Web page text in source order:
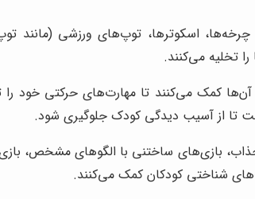
اسکوترها، توپ‌های ورزشی (مانند توپ
تخلیه می‌کنند.
کمک می‌کنند تا مهارت‌های حرکتی خود را
تا از آسیب دیدگی کودک جلوگیری شود.
بازی‌های ساختنی با الگوهای مشخص،
شناختی کودکان کمک می‌کنند.